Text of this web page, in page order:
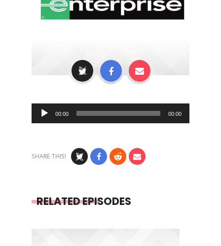
Audio
Player
00:00 00:00
SHARE THIS!
RELATED EPISODES